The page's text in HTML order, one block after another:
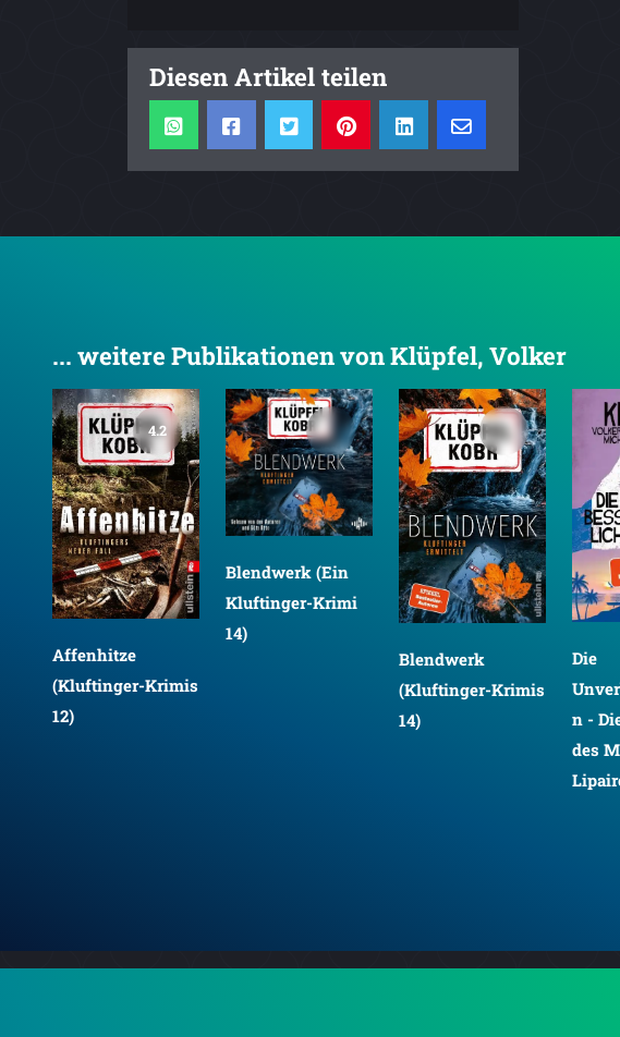
Diesen Artikel teilen
... weitere Publikationen von Klüpfel, Volker
4.2
Affenhitze
(Kluftinger-Krimis
12)
Blendwerk (Ein
Kluftinger-Krimi
14)
Blendwerk
(Kluftinger-Krimis
14)
Die
n -
des